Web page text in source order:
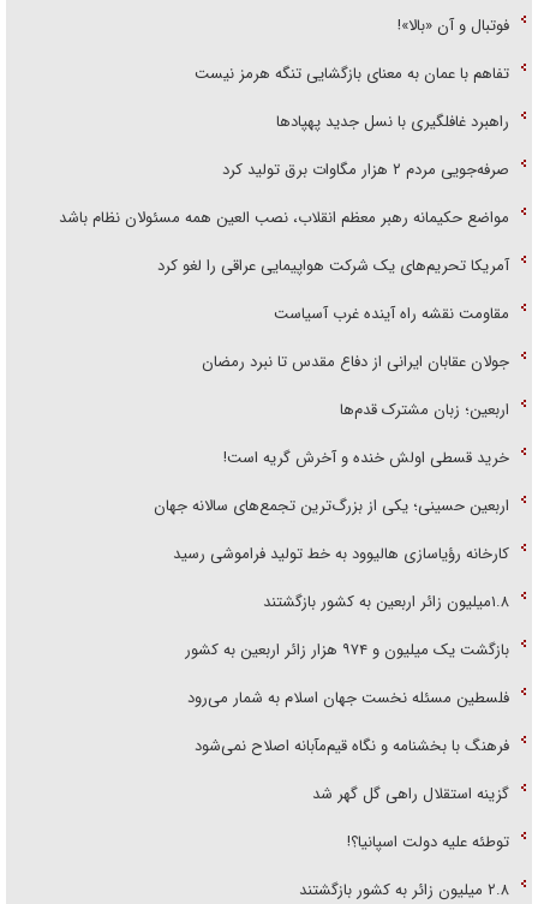
فوتبال و آن «بالا»!
تفاهم با عمان به معنای بازگشایی تنگه هرمز نیست
راهبرد غافلگیری با نسل جدید پهپاد‌ها
صرفه‌جویی مردم ۲ هزار مگاوات برق تولید کرد
مواضع حکیمانه رهبر معظم انقلاب، نصب العین همه مسئولان نظام باشد
آمریکا تحریم‌های یک شرکت هواپیمایی عراقی را لغو کرد
مقاومت نقشه راه آینده غرب آسیاست
جولان عقابان ایرانی از دفاع مقدس تا نبرد رمضان
اربعین؛ زبان مشترک قدم‌ها
خرید قسطی اولش خنده و آخرش گریه است!
اربعین حسینی؛ یکی از بزرگ‌ترین تجمع‌های سالانه جهان
کارخانه رؤیاسازی هالیوود به خط تولید فراموشی رسید
۱.۸میلیون زائر اربعین به کشور بازگشتند
بازگشت یک میلیون و ۹۷۴ هزار زائر اربعین به کشور
فلسطین مسئله نخست جهان اسلام به شمار می‌رود
فرهنگ با بخشنامه و نگاه قیم‌مآبانه اصلاح نمی‌شود
گزینه استقلال راهی گل گهر شد
توطئه علیه دولت اسپانیا؟!
۲.۸ میلیون زائر به کشور بازگشتند